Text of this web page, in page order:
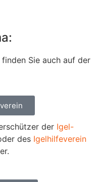
Sie auch auf der
der Igel-
des Igelhilfeverein